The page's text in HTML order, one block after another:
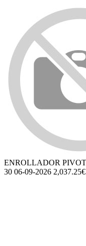
ENROLLADOR
30 06-09-2026